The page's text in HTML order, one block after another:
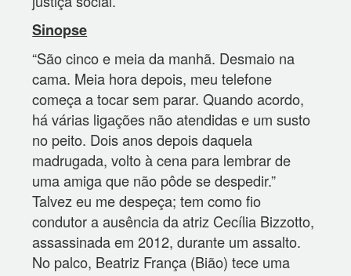
Sinopse
“São cinco e meia da manhã. Desmaio na
cama. Meia hora depois, meu telefone
começa a tocar sem parar. Quando acordo,
há várias ligações não atendidas e um susto
no peito. Dois anos depois daquela
madrugada, volto à cena para lembrar de
uma amiga que não pôde se despedir.”
Talvez eu me despeça; tem como fio
condutor a ausência da atriz Cecília Bizzotto,
assassinada em 2012, durante um assalto.
No palco, Beatriz França (Bião) tece uma